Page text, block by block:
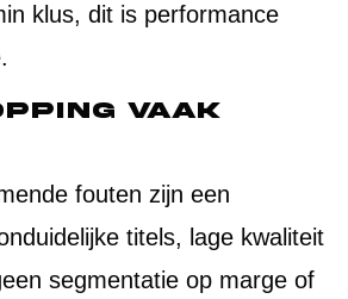
klus, dit is performance
vaak
fouten zijn een
titels, lage kwaliteit
segmentatie op marge of